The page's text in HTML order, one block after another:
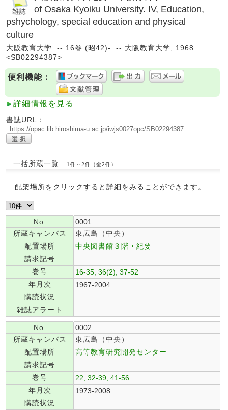
of Osaka Kyoiku University. IV, Education,
pshychology, special education and physical
culture
大阪教育大学. -- 16巻 (昭42)-. -- 大阪教育大学, 1968.
<SB02294387>
便利機能：
詳細情報を見る
書誌URL：
一括所蔵一覧 1件～2件（全2件）
配架場所をクリックすると詳細をみることができます。
No.
0001
所蔵キャンパス
東広島（中央）
配置場所
中央図書館３階・紀要
請求記号
巻号
16-35, 36(2), 37-52
年月次
1967-2004
購読状況
雑誌アラート
No.
0002
所蔵キャンパス
東広島（中央）
配置場所
高等教育研究開発センター
請求記号
巻号
22, 32-39, 41-56
年月次
1973-2008
購読状況